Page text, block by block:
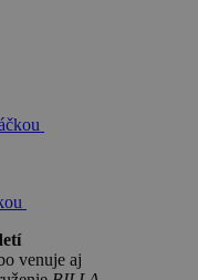
venuje aj